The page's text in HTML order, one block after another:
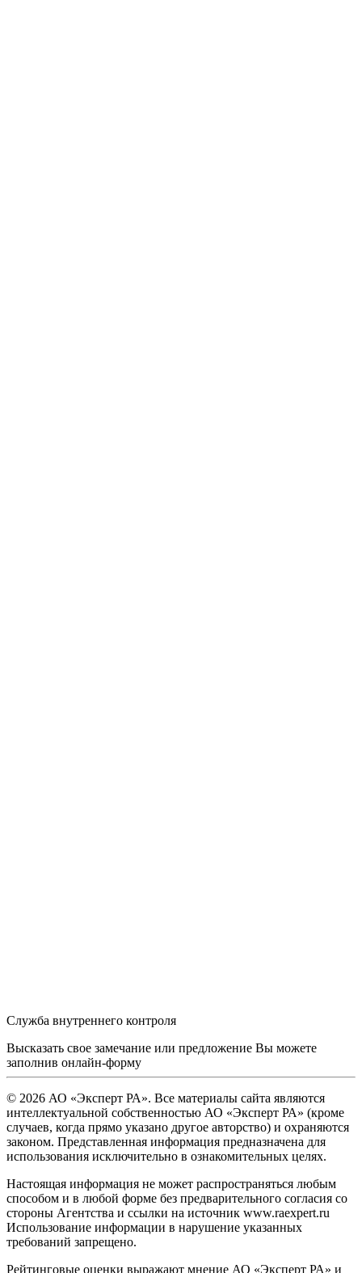
Служба внутреннего контроля
Высказать свое замечание или предложение Вы можете
заполнив онлайн-форму
© 2026 АО «Эксперт РА». Все материалы сайта являются
интеллектуальной собственностью АО «Эксперт РА» (кроме
случаев, когда прямо указано другое авторство) и охраняются
законом. Представленная информация предназначена для
использования исключительно в ознакомительных целях.
Настоящая информация не может распространяться любым
способом и в любой форме без предварительного согласия со
стороны Агентства и ссылки на источник www.raexpert.ru
Использование информации в нарушение указанных
требований запрещено.
Рейтинговые оценки выражают мнение АО «Эксперт РА» и